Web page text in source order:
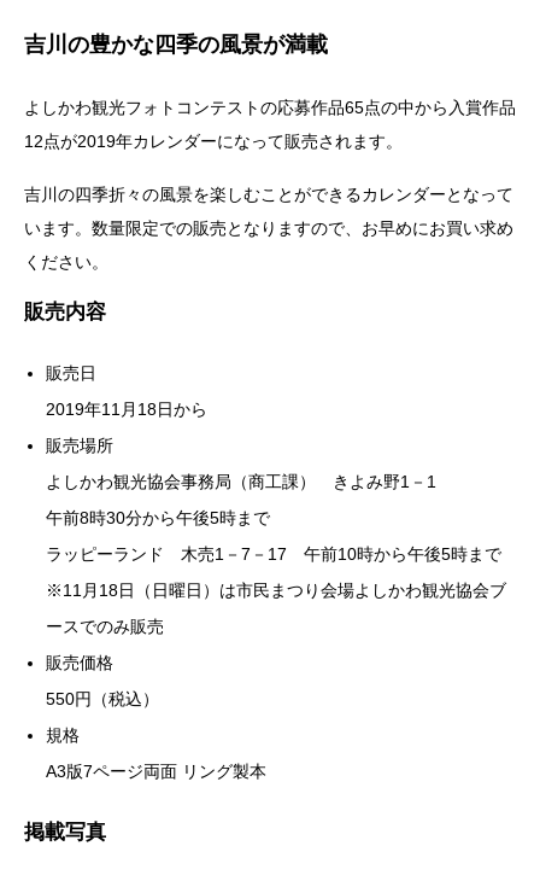
吉川の豊かな四季の風景が満載
よしかわ観光フォトコンテストの応募作品65点の中から入賞作品
12点が2019年カレンダーになって販売されます。
吉川の四季折々の風景を楽しむことができるカレンダーとなって
います。数量限定での販売となりますので、お早めにお買い求め
ください。
販売内容
販売日
2019年11月18日から
販売場所
よしかわ観光協会事務局（商工課） きよみ野1－1
午前8時30分から午後5時まで
ラッピーランド 木売1－7－17 午前10時から午後5時まで
※11月18日（日曜日）は市民まつり会場よしかわ観光協会ブ
ースでのみ販売
販売価格
550円（税込）
規格
A3版7ページ両面 リング製本
掲載写真